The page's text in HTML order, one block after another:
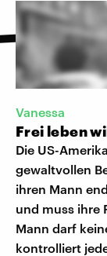
Vanessa
Frei leben
Die US-
gewaltvollen
ihren Mann
und muss ihre
Mann darf
kontrolliert